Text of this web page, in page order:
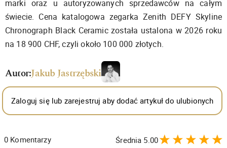
marki oraz u autoryzowanych sprzedawców na całym
świecie. Cena katalogowa zegarka Zenith DEFY Skyline
Chronograph Black Ceramic została ustalona w 2026 roku
na 18 900 CHF, czyli około 100 000 złotych.
Autor: Jakub Jastrzębski
Zaloguj się lub zarejestruj aby dodać artykuł do ulubionych
0 Komentarzy Średnia 5.00